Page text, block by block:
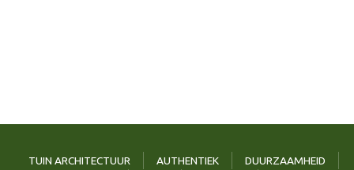
TUIN ARCHITECTUUR AUTHENTIEK
DUURZAAMHEID